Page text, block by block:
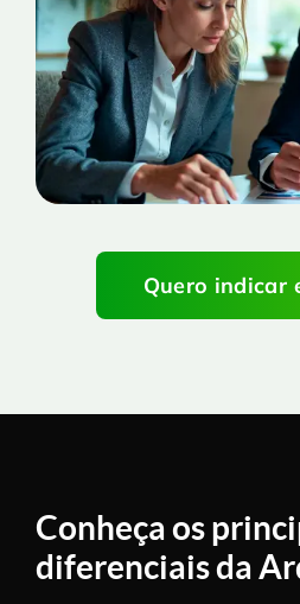
Quero indicar
Conheça os
diferenciais da